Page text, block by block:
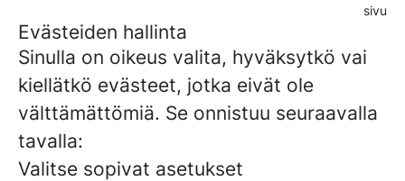
Evästeiden hallinta
Sinulla on oikeus valita, hyväksytkö vai
kiellätkö evästeet, jotka eivät ole
välttämättömiä. Se onnistuu seuraavalla
tavalla:
Valitse sopivat asetukset